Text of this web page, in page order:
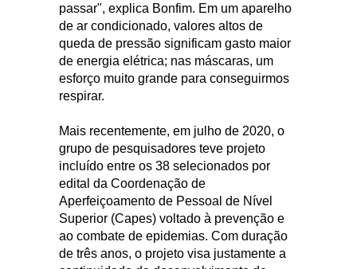
passar", explica Bonfim. Em um aparelho
de ar condicionado, valores altos de
queda de pressão significam gasto maior
de energia elétrica; nas máscaras, um
esforço muito grande para conseguirmos
respirar.
Mais recentemente, em julho de 2020, o
grupo de pesquisadores teve projeto
incluído entre os 38 selecionados por
edital da Coordenação de
Aperfeiçoamento de Pessoal de Nível
Superior (Capes) voltado à prevenção e
ao combate de epidemias. Com duração
de três anos, o projeto visa justamente a